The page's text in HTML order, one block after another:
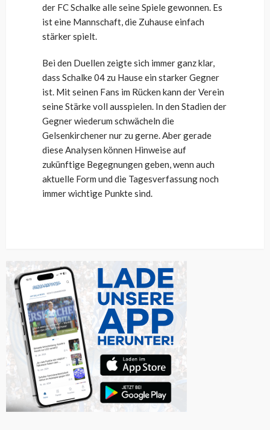
der FC Schalke alle seine Spiele gewonnen. Es
ist eine Mannschaft, die Zuhause einfach
stärker spielt.
Bei den Duellen zeigte sich immer ganz klar,
dass Schalke 04 zu Hause ein starker Gegner
ist. Mit seinen Fans im Rücken kann der Verein
seine Stärke voll ausspielen. In den Stadien der
Gegner wiederum schwächeln die
Gelsenkirchener nur zu gerne. Aber gerade
diese Analysen können Hinweise auf
zukünftige Begegnungen geben, wenn auch
aktuelle Form und die Tagesverfassung noch
immer wichtige Punkte sind.